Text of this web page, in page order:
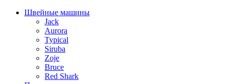
Швейные машины
Jack
Aurora
Typical
Siruba
Zoje
Bruce
Red Shark